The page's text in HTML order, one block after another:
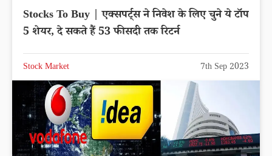
Stocks To Buy | एक्सपर्ट्स ने निवेश के लिए चुने ये टॉप
5 शेयर, दे सकते हैं 53 फीसदी तक रिटर्न
Stock Market 7th Sep 2023